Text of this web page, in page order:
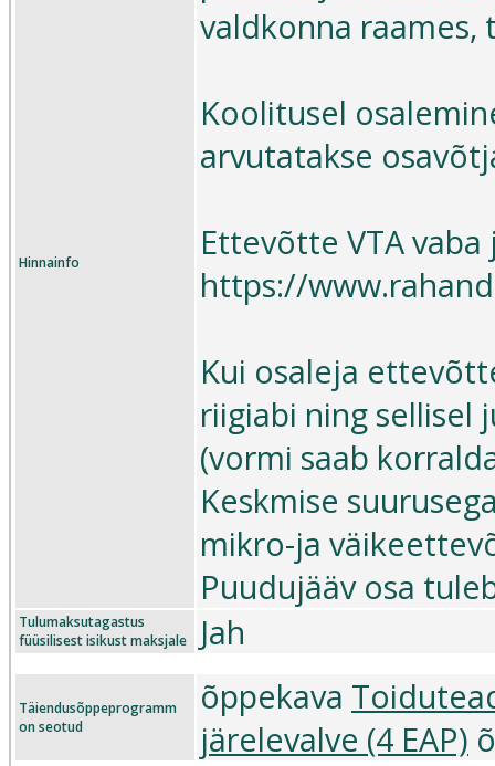
Hinnainfo
valdkonna raames,
Koolitusel
arvutatakse
Ettevõtte VTA
https://
Kui osaleja
riigiabi ning
(vormi saab
Keskmise
mikro-ja
Puudujääv osa
Tulumaksutagastus
füüsilisest isikust maksjale
Jah
Täiendusõppeprogramm
on seotud
õppekava
järelevalve (4 EAP)